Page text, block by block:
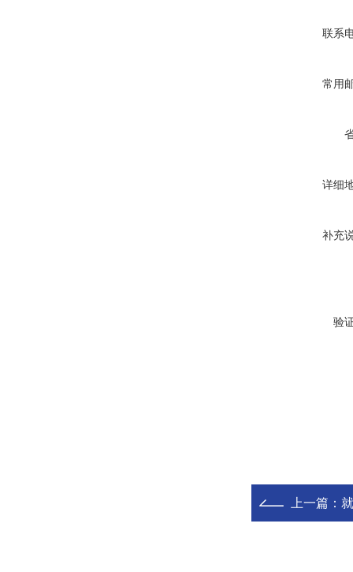
联系
常用
详细
补充
验
上一篇：